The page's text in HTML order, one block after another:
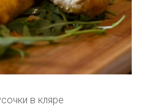
в кляре